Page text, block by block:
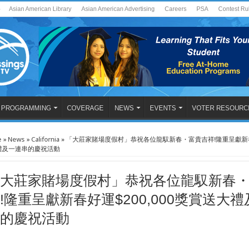
Asian American Library Asian American Advertising Careers PSA Contest
PROGRAMMING COVERAGE NEWS EVENTS VOTER
»News »California » 「大莊家賭場度假村」恭祝各位龍馭新春・富貴吉祥!隆重呈獻
一連串的慶祝活動
大莊家賭場度假村」恭祝各位龍馭新春
隆重呈獻新春好運$200,000獎賞送大禮
慶祝活動